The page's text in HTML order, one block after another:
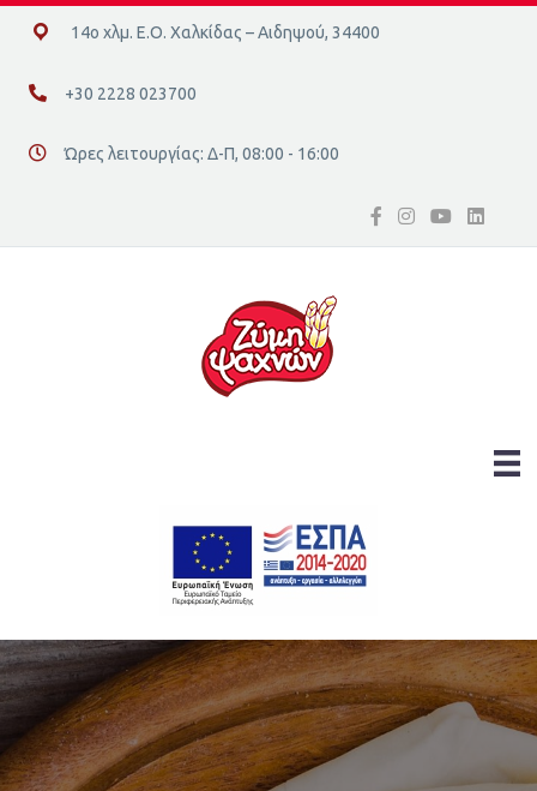
14ο χλμ. Ε.Ο. Χαλκίδας – Αιδηψού, 34400
14ο χλμ. Ε.Ο. Χαλκίδας – Αιδηψού, 34400
+30 2228 023700
+30 2228 023700
Διεύθυνση οδός 16, Ελλάδα
Ώρες λειτουργίας: Δ-Π, 08:00 - 16:00